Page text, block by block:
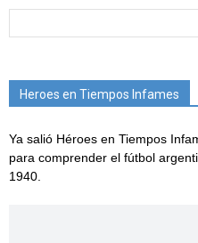
Heroes en Tiempos Infames
Ya salió Héroes en Tiempos
para comprender el fútbol
1940.